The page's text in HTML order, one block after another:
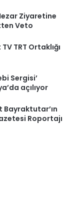
Ziyaretine
Veto
TRT Ortaklığı
Sergisi’
açılıyor
Bayraktutar’ın
Roportajı